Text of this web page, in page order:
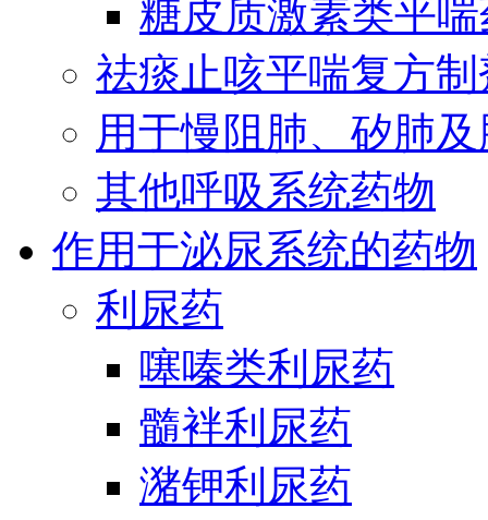
糖皮质激素类平
祛痰止咳平喘复方制
用于慢阻肺、矽肺
其他呼吸系统药物
作用于泌尿系统的药物
利尿药
噻嗪类利尿药
髓袢利尿药
潴钾利尿药